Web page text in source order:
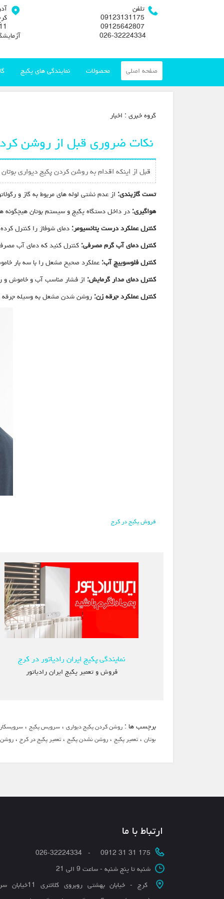
تلفن
09123131175
09125642807
صفحه اصلی محصولات نمایندگی های پکیج
گروه خبري : اخبار
نکات ضروری قبل از روشن
قبل از اینکه اقدام به روشن کردن پکیج دیواری
تست گازبندی: از عدم نشتی لوله های مربوط به گاز و
هواگیری:در داخل دستگاه پکیج و سیستم بوتان هیچگونه
کنترل عملکرد درست پتانسیومر:دمای شوفاژ را کنترل
کنترل دمای آب گرم مصرفی:کنترل کنید که دمای آب مصرفی در ابتدای روشن
کنترل فلوسوییچ آب:عملکرد صحیح مشعل را با سه بار
کنترل دمای مدار گرمایش: از فشار مناسب آب و خاموش
کنترل عملکرد جرقه زن:روشن شدن مشعل به وسیله جرقه
فروش پکیج در کرج
نمایندگی پکیج ایران رادیاتور در کرج
فروش و تعمیر پکیج ایران رادیاتور
برچسب ها :روشن کردن پکیج دیواری ،سرویس پکیج ،
بوتان ،تعمیر پکیج ،روشن نشدن پکیج ،تعمیر پکیج در کرج ،
ارتباط با ما
175 31 31 0912 - 026-32224334
شنبه تا پنج شنبه - ساعت 9 الی 21
کرج - خیابان بهشتی روبروی